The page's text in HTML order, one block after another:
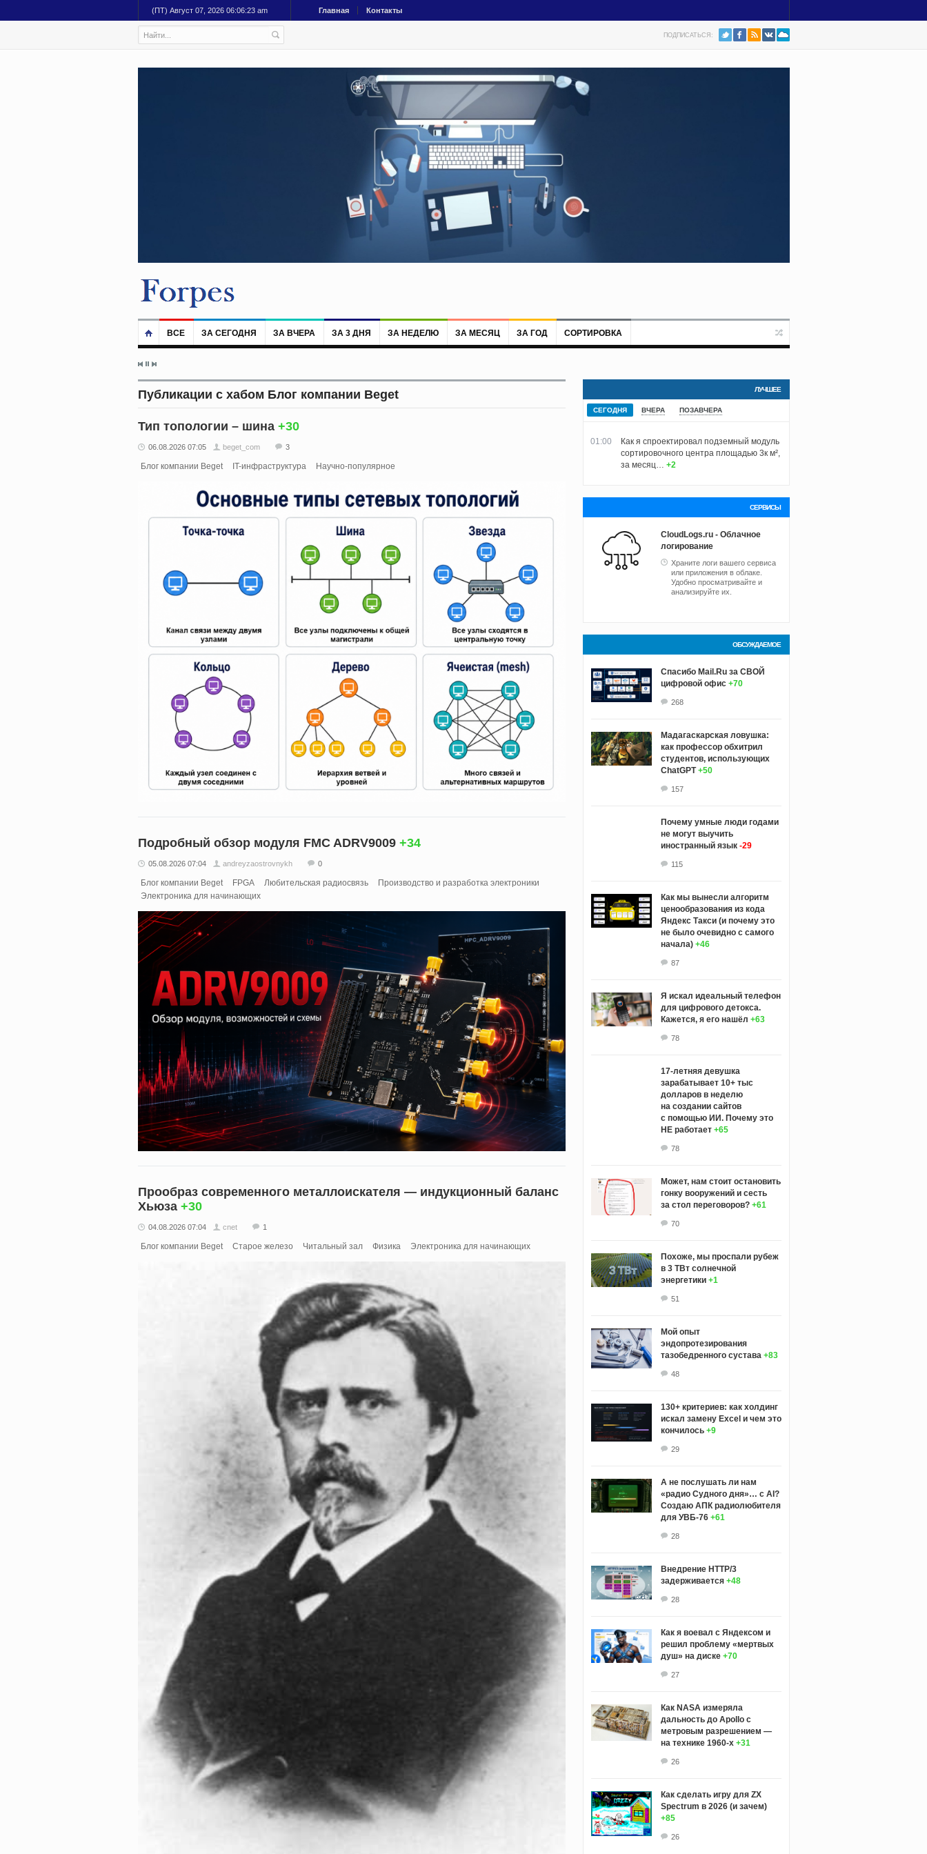
(ПТ) Август 07, 2026 06:06:24 am Главная Контакты
ПОДПИСАТЬСЯ:
ВСЕ ЗА СЕГОДНЯ ЗА ВЧЕРА ЗА 3 ДНЯ ЗА НЕДЕЛЮ ЗА МЕСЯЦ ЗА ГОД СОРТИРОВКА
Публикации с хабом Блог компании Beget
Тип топологии – шина +30
06.08.2026 07:05 beget_com 3
Блог компании Beget IT-инфраструктура Научно-популярное
Подробный обзор модуля FMC ADRV9009 +34
05.08.2026 07:04 andreyzaostrovnykh 0
Блог компании Beget FPGA Любительская радиосвязь
Производство и разработка электроники
Электроника для начинающих
Прообраз современного металлоискателя — индукционный баланс
Хьюза +30
04.08.2026 07:04 cnet 1
Блог компании Beget Старое железо Читальный зал Физика Электроника для начинающих
ЛУЧШЕЕ
СЕГОДНЯ ВЧЕРА ПОЗАВЧЕРА
01:00
Как я спроектировал подземный модуль
сортировочного центра площадью 3к м²,
за месяц…
+2
СЕРВИСЫ
CloudLogs.ru - Облачное
логирование
Храните логи вашего сервиса
или приложения в облаке.
Удобно просматривайте и
анализируйте их.
ОБСУЖДАЕМОЕ
Спасибо Mail.Ru за СВОЙ
цифровой офис +70
268
Мадагаскарская ловушка:
как профессор обхитрил
студентов, использующих
ChatGPT +50
157
Почему умные люди годами
не могут выучить
иностранный язык -29
115
Как мы вынесли алгоритм
ценообразования из кода
Яндекс Такси (и почему это
не было очевидно с самого
начала) +46
87
Я искал идеальный телефон
для цифрового детокса.
Кажется, я его нашёл +63
78
17-летняя девушка
зарабатывает 10+ тыс
долларов в неделю
на создании сайтов
с помощью ИИ. Почему это
НЕ работает +65
78
Может, нам стоит остановить
гонку вооружений и сесть
за стол переговоров? +61
70
Похоже, мы проспали рубеж
в 3 ТВт солнечной
энергетики +1
51
Мой опыт
эндопротезирования
тазобедренного сустава +83
48
130+ критериев: как холдинг
искал замену Excel и чем это
кончилось +9
29
А не послушать ли нам
«радио Судного дня»… с AI?
Создаю АПК радиолюбителя
для УВБ-76 +61
28
Внедрение HTTP/3
задерживается +48
28
Как я воевал с Яндексом и
решил проблему «мертвых
душ» на диске +70
27
Как NASA измеряла
дальность до Apollo с
метровым разрешением —
на технике 1960-х +31
26
Как сделать игру для ZX
Spectrum в 2026 (и зачем)
+85
26